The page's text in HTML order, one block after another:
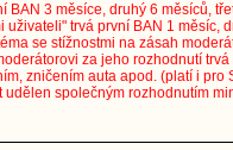
BAN 3 měsíce, druhý 6 měsíců,
trvá první BAN 1 měsíc,
se stížnostmi na zásah
za jeho rozhodnutí
zničením auta apod. (platí i pro
společným rozhodnutím